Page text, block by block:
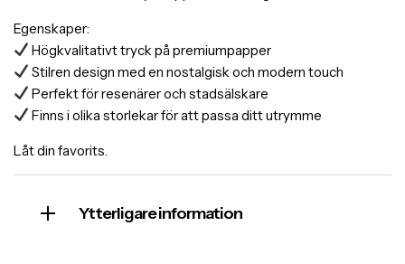
Egenskaper:
Högkvalitativt tryck på premiumpapper
Stilren design med en nostalgisk och modern touch
Perfekt för resenärer och stadsälskare
Finns i olika storlekar för att passa ditt utrymme
Låt din favorits.
Ytterligare information